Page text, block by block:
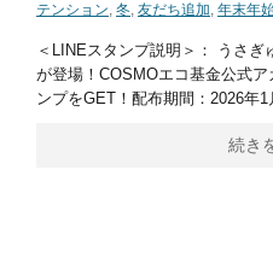
テンション, 冬, 友だち追加, 年末年
＜LINEスタンプ説明＞： うさ
が登場！COSMOエコ基金公式
ンプをGET！配布期間：2026年
続き